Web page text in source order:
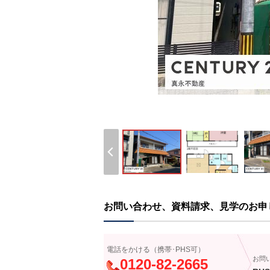
お問い合わせ、資料請求、見学のお
電話をかける（携帯･PHS可）
0120-82-2665 お問